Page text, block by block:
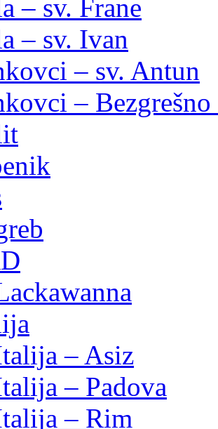
– sv. Frane
– sv. Ivan
– sv. Antun
–
– Asiz
– Padova
– Rim